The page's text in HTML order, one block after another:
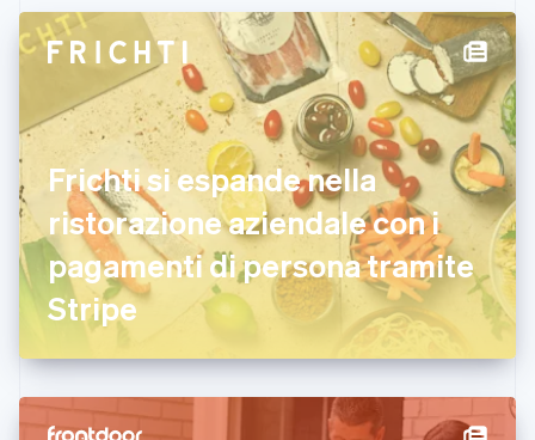
Frichti si espande nella
ristorazione aziendale con i
pagamenti di persona tramite
Stripe
Cipro
English
Croazia
EnglishItaliano
Danimarca
English
Emirati Arabi Uniti
English
Estonia
English
Finlandia
EnglishSvenska
Francia
Français
Germania
Giappone
日本語English